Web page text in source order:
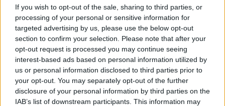
If you wish to opt-out of the sale, sharing to third parties, or
processing of your personal or sensitive information for
targeted advertising by us, please use the below opt-out
section to confirm your selection. Please note that after your
opt-out request is processed you may continue seeing
interest-based ads based on personal information utilized by
us or personal information disclosed to third parties prior to
your opt-out. You may separately opt-out of the further
disclosure of your personal information by third parties on the
IAB’s list of downstream participants. This information may